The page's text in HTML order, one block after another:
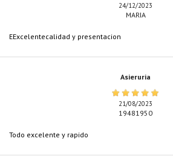
24/12/2023
MARIA
EExcelentecalidad y presentacion
Asieruria
21/08/2023
19481950
Todo excelente y rapido